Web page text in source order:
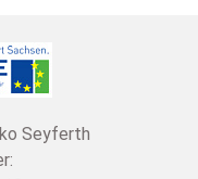
Seyferth